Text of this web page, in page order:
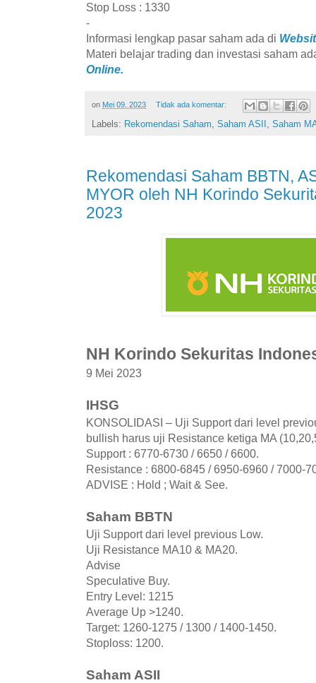
Stop Loss : 1330
-
Informasi lengkap pasar saham ada di
Materi belajar trading dan investasi saham
Online.
on Mei 09, 2023 Tidak ada komentar:
Labels: Rekomendasi Saham Saham ASII Saham
Rekomendasi Saham BBTN,
MYOR oleh NH Korindo
2023
NH Korindo Sekuritas
9 Mei 2023
IHSG
KONSOLIDASI – Uji Support dari level
bullish harus uji Resistance ketiga MA
Support : 6770-6730 / 6650 / 6600.
Resistance : 6800-6845 / 6950-6960 / 7000-
ADVISE : Hold ; Wait & See.
Saham BBTN
Uji Support dari level previous Low.
Uji Resistance MA10 & MA20.
Advise
Speculative Buy.
Entry Level: 1215
Average Up >1240.
Target: 1260-1275 / 1300 / 1400-1450.
Stoploss: 1200.
Saham ASII